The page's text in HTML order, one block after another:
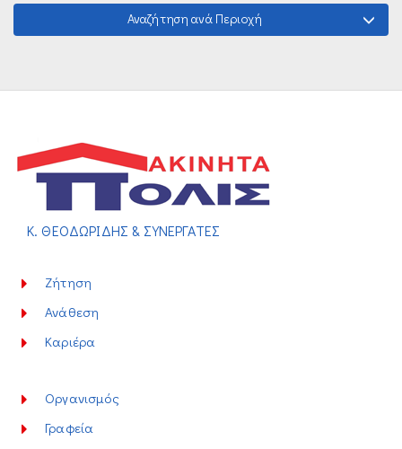
Αναζήτηση ανά Περιοχή
Κ. ΘΕΟΔΩΡΙΔΗΣ & ΣΥΝΕΡΓΑΤΕΣ
Ζήτηση
Ανάθεση
Καριέρα
Οργανισμός
Γραφεία